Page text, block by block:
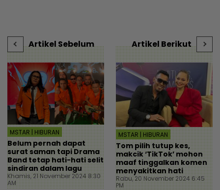
Artikel Sebelum
MSTAR | HIBURAN
Belum pernah dapat
surat saman tapi Drama
Band tetap hati-hati selit
sindiran dalam lagu
Khamis, 21 November 2024 8:30
AM
Artikel Berikut
MSTAR | HIBURAN
Tom pilih tutup kes,
makcik ‘TikTok’ mohon
maaf tinggalkan komen
menyakitkan hati
Rabu, 20 November 2024 6:45
PM